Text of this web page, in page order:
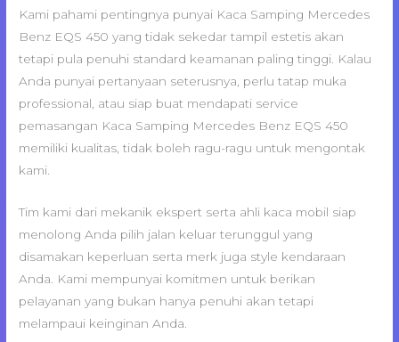
Kami pahami pentingnya punyai Kaca Samping Mercedes
Benz EQS 450 yang tidak sekedar tampil estetis akan
tetapi pula penuhi standard keamanan paling tinggi. Kalau
Anda punyai pertanyaan seterusnya, perlu tatap muka
professional, atau siap buat mendapati service
pemasangan Kaca Samping Mercedes Benz EQS 450
memiliki kualitas, tidak boleh ragu-ragu untuk mengontak
kami.
Tim kami dari mekanik ekspert serta ahli kaca mobil siap
menolong Anda pilih jalan keluar terunggul yang
disamakan keperluan serta merk juga style kendaraan
Anda. Kami mempunyai komitmen untuk berikan
pelayanan yang bukan hanya penuhi akan tetapi
melampaui keinginan Anda.